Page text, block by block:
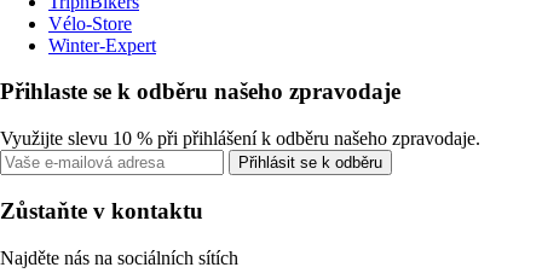
Vélo-Store
Winter-Expert
Přihlaste se k odběru našeho zpravodaje
Využijte slevu 10 % při přihlášení k odběru našeho zpravodaje.
Přihlásit se k odběru
Zůstaňte v kontaktu
Najděte nás na sociálních sítích